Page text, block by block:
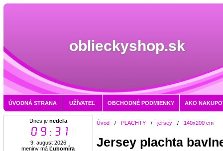
oblieckyshop.sk
ÚVODNÁ STRANA UŽÍVATEĽ OBCHODNÉ PODMIENKY AKO
Dnes je nedeľa
09:31
9. august 2026
meniny máĽubomíra
Úvod / PLACHTY / jersey / 140x200 cm
Jersey plachta